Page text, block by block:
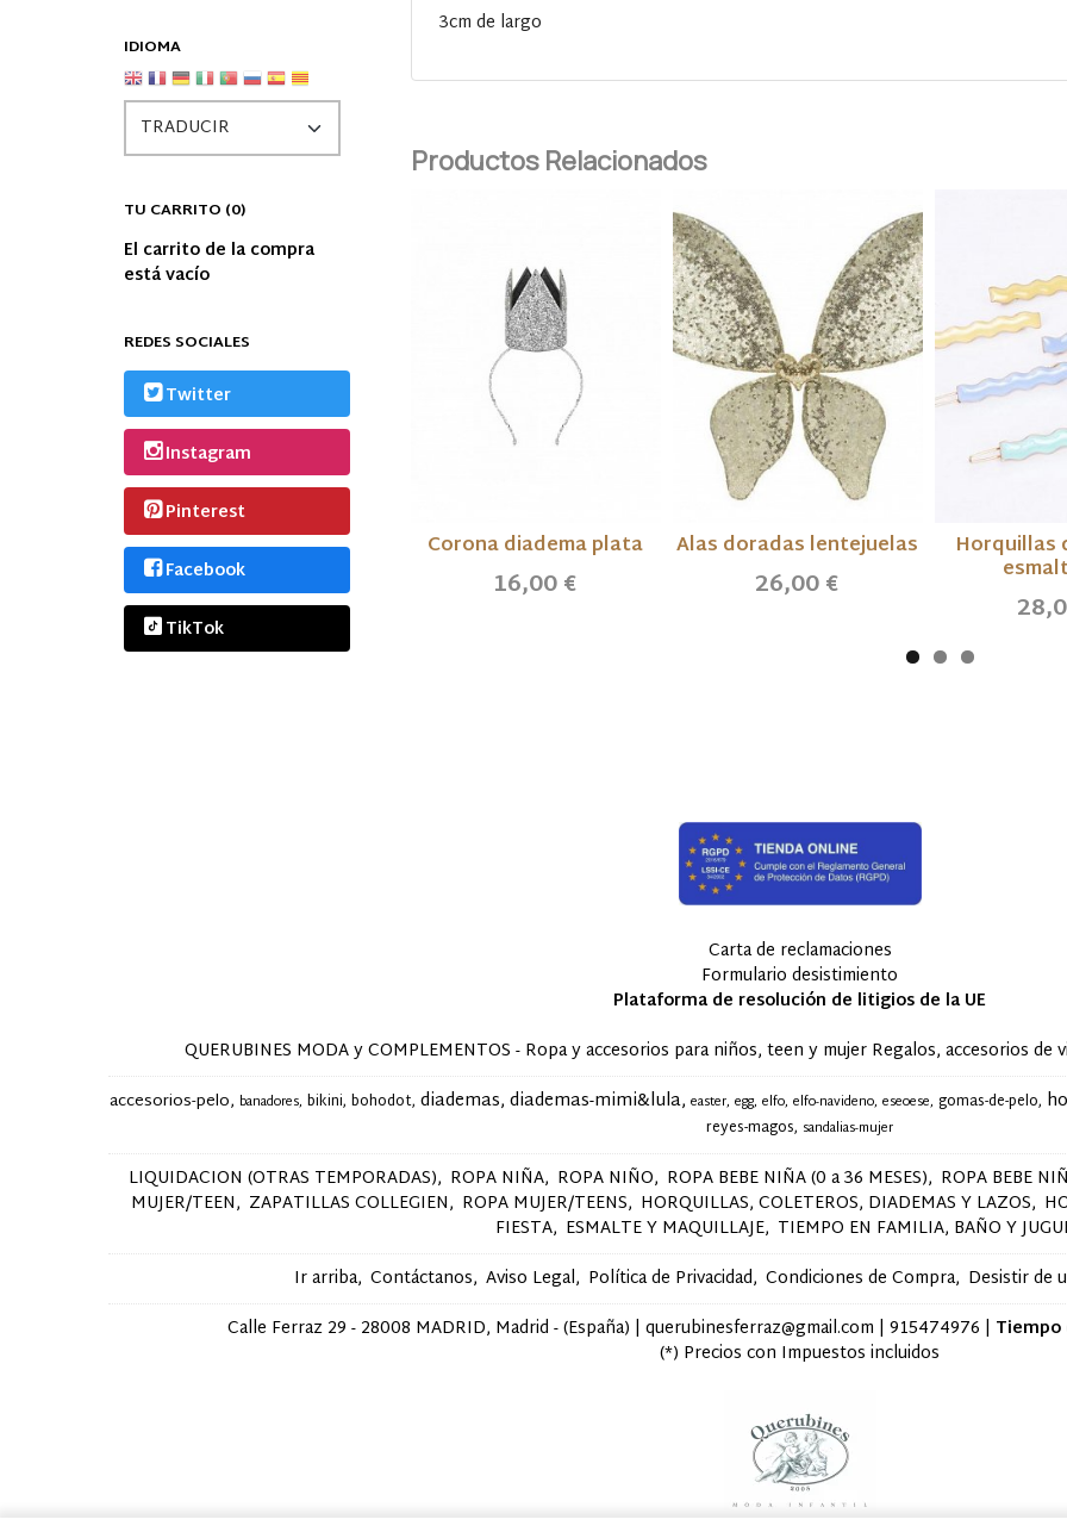
IDIOMA
TU CARRITO (0)
El carrito de la compra
está vacío
REDES SOCIALES
Twitter
Instagram
Pinterest
Facebook
TikTok
3cm de largo
Productos Relacionados
Corona diadema plata
16,00 €
Alas doradas lentejuelas
26,00 €
Horquillas
Carta de reclamaciones
Formulario desistimiento
Plataforma de resolución de litigios de la UE
QUERUBINES MODA y COMPLEMENTOS - Ropa y accesorios para niños, teen y mujer Regalos, accesorios
accesorios-pelo banadores bikini bohodot diademas diademas-mimi&lula easter egg elfo elfo-navideno eseoese gomas-de-pelo
reyes-magos sandalias-mujer
LIQUIDACION (OTRAS TEMPORADAS) ROPA NIÑA ROPA NIÑO ROPA BEBE NIÑA (0 a 36 MESES) ROPA BEBE
MUJER/TEEN ZAPATILLAS COLLEGIEN ROPA MUJER/TEENS HORQUILLAS, COLETEROS, DIADEMAS Y LAZOS
FIESTA ESMALTE Y MAQUILLAJE TIEMPO EN FAMILIA, BAÑO Y
Ir arriba Contáctanos Aviso Legal Política de Privacidad Condiciones de Compra Desistir de
Calle Ferraz 29 - 28008 MADRID, Madrid - (España) | querubinesferraz@gmail.com | 915474976 | Tiempo
(*) Precios con Impuestos incluidos